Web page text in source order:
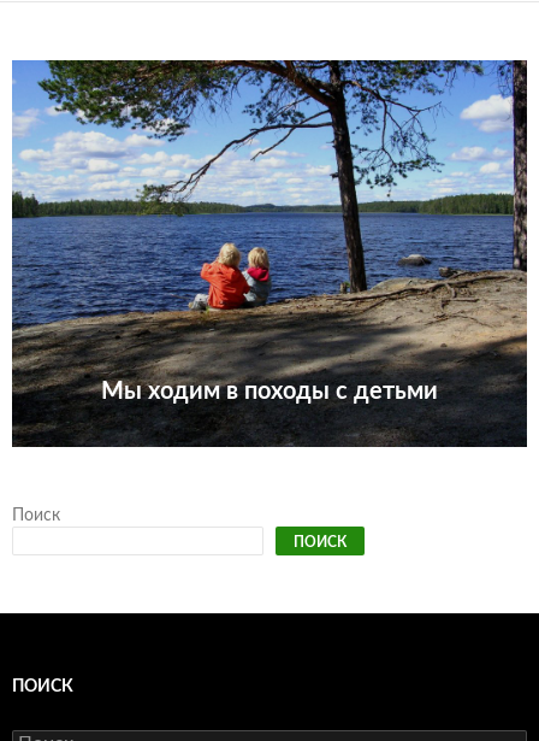
Мы ходим в походы с детьми
Поиск
ПОИСК
ПОИСК